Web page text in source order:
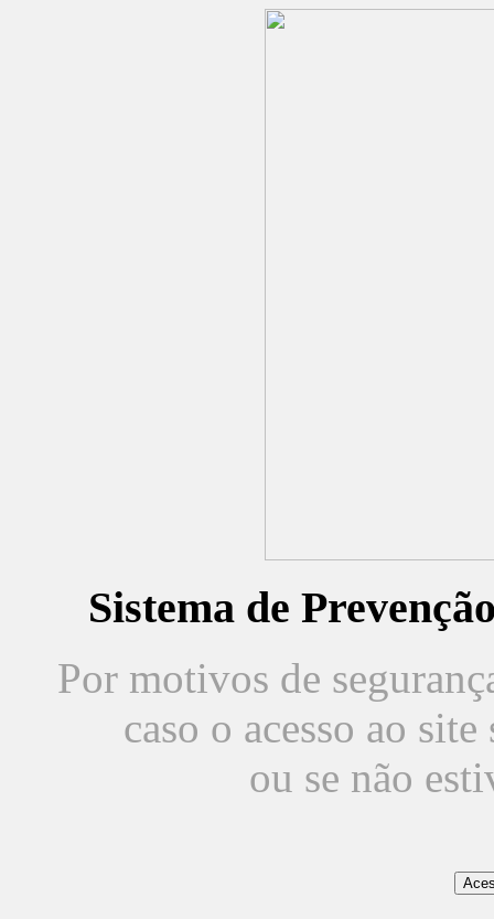
Sistema de
Por motivos de
caso o acesso ao
ou se não